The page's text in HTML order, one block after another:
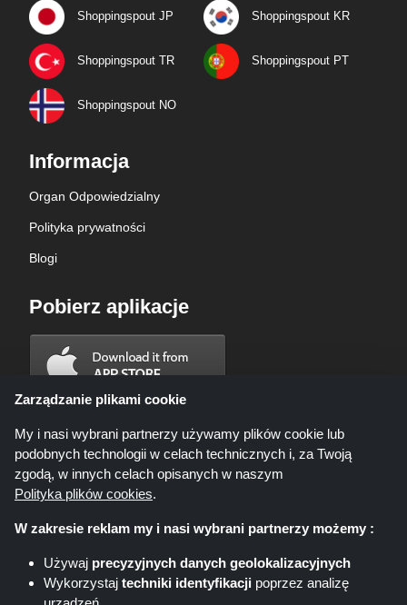
Shoppingspout JP Shoppingspout KR
Shoppingspout TR Shoppingspout PT
Shoppingspout NO
Informacja
Organ Odpowiedzialny
Polityka prywatności
Blogi
Pobierz aplikacje
Shoppingspout.com/pl ani jego personel nie są zaangażowani, gdy
dokonujesz zakupu za pośrednictwem tych linków, Shoppingspout.com/pl
Zarządzanie plikami cookie
My i nasi wybrani partnerzy używamy plików cookie lub
podobnych technologii w celach technicznych i, za Twoją
zgodą, w innych celach opisanych w naszym
Polityka plików cookies.
W zakresie reklam my i nasi wybrani partnerzy możemy :
Używaj precyzyjnych danych geolokalizacyjnych
Wykorzystaj techniki identyfikacji poprzez analizę